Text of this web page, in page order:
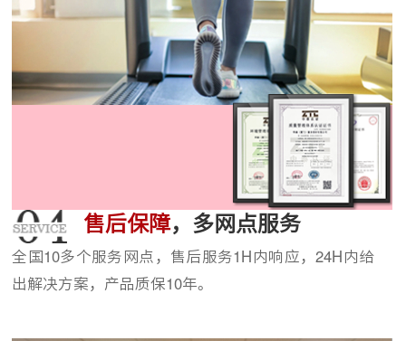
售后保障，多网点服务
全国10多个服务网点，售后服务1H内响应，24H内给
出解决方案，产品质保10年。